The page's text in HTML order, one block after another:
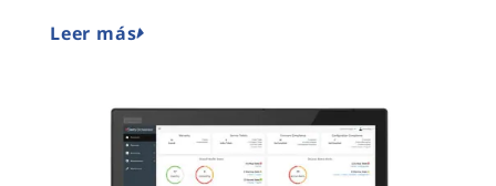
Leer más